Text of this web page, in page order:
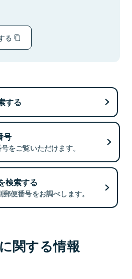
る
する
号
をご覧いただけます。
検索する
便番号をお調べします。
関する情報